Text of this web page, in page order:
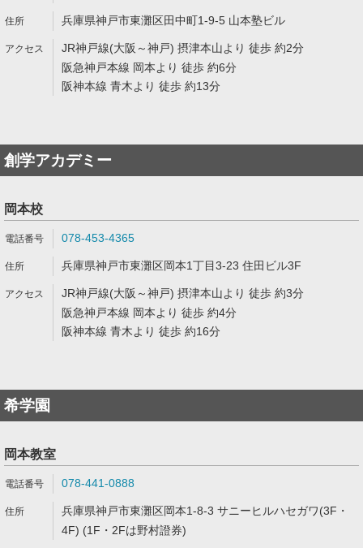
兵庫県神戸市東灘区田中町1-9-5 山本塾ビル
JR神戸線(大阪～神戸) 摂津本山より 徒歩 約2分
阪急神戸本線 岡本より 徒歩 約6分
阪神本線 青木より 徒歩 約13分
創学アカデミー
岡本校
078-453-4365
兵庫県神戸市東灘区岡本1丁目3-23 住田ビル3F
JR神戸線(大阪～神戸) 摂津本山より 徒歩 約3分
阪急神戸本線 岡本より 徒歩 約4分
阪神本線 青木より 徒歩 約16分
希学園
岡本教室
078-441-0888
兵庫県神戸市東灘区岡本1-8-3 サニーヒルハセガワ(3F・
4F) (1F・2Fは野村證券)